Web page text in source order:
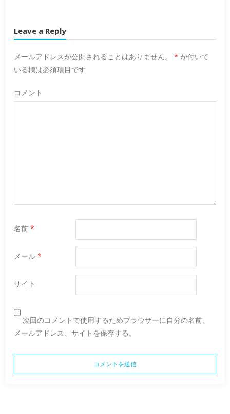
Leave a Reply
メールアドレスが公開されることはありません。 * が付いて
いる欄は必須項目です
コメント
名前*
メール*
サイト
次回のコメントで使用するためブラウザーに自分の名前、
メールアドレス、サイトを保存する。